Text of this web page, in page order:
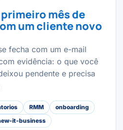
mês de
um cliente novo
fecha com um e-mail
evidência: o que você
pendente e precisa
RMM
onboarding
it-business